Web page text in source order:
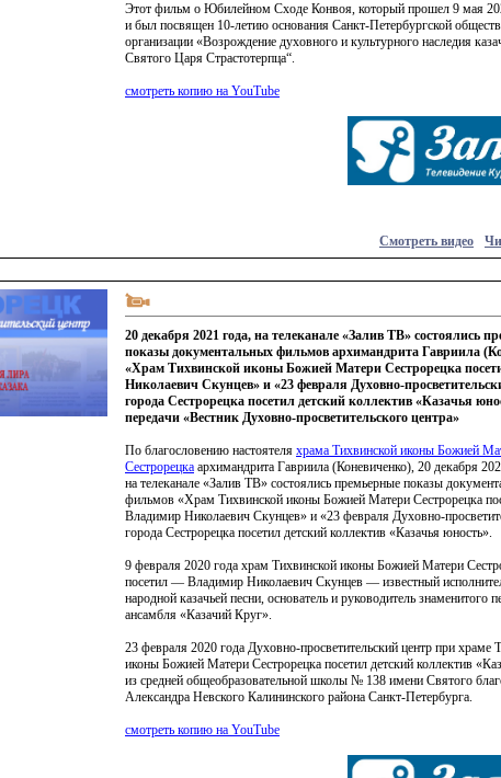
Этот фильм о Юбилейном Сходе Конвоя, который прошел 9 мая
и был посвящен 10-летию основания Санкт-Петербургской
организации «Возрождение духовного и культурного наследия
Святого Царя Страстотерпца“.
смотреть копию на YouTube
Смотреть видео
20 декабря 2021 года, на телеканале «Залив ТВ» состоялись
показы документальных фильмов архимандрита Гавриила
«Храм Тихвинской иконы Божией Матери Сестрорецка
Николаевич Скунцев» и «23 февраля Духовно-
города Сестрорецка посетил детский коллектив «Казачья
передачи «Вестник Духовно-просветительского центра»
По благословению настоятеля храма Тихвинской иконы Божией
Сестрорецка архимандрита Гавриила (Коневиченко), 20 декабря
на телеканале «Залив ТВ» состоялись премьерные показы
фильмов «Храм Тихвинской иконы Божией Матери Сестрорецка
Владимир Николаевич Скунцев» и «23 февраля Духовно-
города Сестрорецка посетил детский коллектив «Казачья юность».
9 февраля 2020 года храм Тихвинской иконы Божией Матери
посетил — Владимир Николаевич Скунцев — известный
народной казачьей песни, основатель и руководитель знаменитого
ансамбля «Казачий Круг».
23 февраля 2020 года Духовно-просветительский центр при храме
иконы Божией Матери Сестрорецка посетил детский коллектив
из средней общеобразовательной школы № 138 имени Святого
Александра Невского Калининского района Санкт-Петербурга.
смотреть копию на YouTube